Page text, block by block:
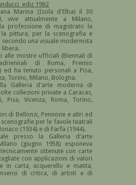
ediz 1962
Marina (Isola d'Elba) il 30
vive attualmente a Milano,
professione di magistrato la
la pittura, per la scenografia e
una visuale modernista
libera.
alle mostre ufficiali (Biennali di
di Roma, Premio
ed ha tenuto personali a Pisa,
Torino, Milano, Bologna.
Galleria d'arte moderna di
collezioni private a Caracas,
Pisa, Vicenza, Roma, Torino,
di Bellonzi, Pennone e altri ed
scenografie per le favole teatrali
(1934) e di Farfa (1944).
presso la Galleria d'arte
(giugno 1958) esponeva
ottenute con carte
con applicazioni di valori
in carta, acquerello e matita,
di critica, di artisti e di